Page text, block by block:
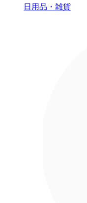
日用品・雑貨